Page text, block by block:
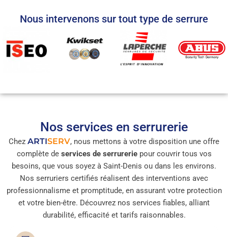
Nous intervenons sur tout type de serrure
Nos services en serrurerie
Chez ARTISERV, nous mettons à votre disposition une offre
complète de services de serrureriepour couvrir tous vos
besoins, que vous soyez à Saint-Denis ou dans les environs.
Nos serruriers certifiés réalisent des interventions avec
professionnalisme et promptitude, en assurant votre protection
et votre bien-être. Découvrez nos services fiables, alliant
durabilité, efficacité et tarifs raisonnables.